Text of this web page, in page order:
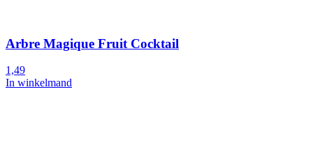
Arbre Magique Fruit Cocktail
1,49
In winkelmand